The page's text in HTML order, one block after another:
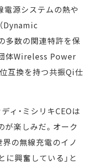
電源システムの熱や
Dynamic
数の関連特許を保
団体Wireless Power
互換を持つ共振Qi仕
ィ・ミシリキCEOは
楽しみだ。オーク
の無線充電のイノ
興奮している」と